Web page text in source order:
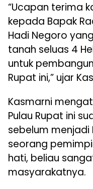
“Ucapan terima
kepada Bapak
Hadi Negoro
tanah seluas 4
untuk
Rupat ini,” ujar
Kasmarni
Pulau Rupat ini
sebelum menjadi
seorang
hati, beliau
masyarakatnya.